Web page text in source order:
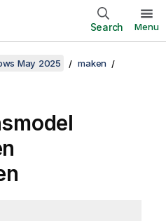
Search Menu
May 2025
maken